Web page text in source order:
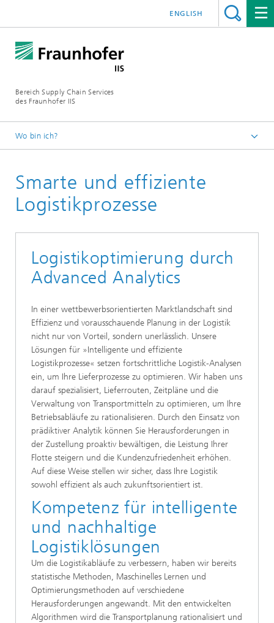
Bereich Supply Chain Services
des Fraunhofer IIS
ENGLISH
Wo bin ich?
Leistungen
Smarte und effiziente
Logistikprozesse
Logistikoptimierung durch
Advanced Analytics
In einer wettbewerbsorientierten Marktlandschaft sind
Effizienz und vorausschauende Planung in der Logistik
nicht nur von Vorteil, sondern unerlässlich. Unsere
Lösungen für »Intelligente und effiziente
Logistikprozesse« setzen fortschrittliche Logistik-Analysen
ein, um Ihre Lieferprozesse zu optimieren. Wir haben uns
darauf spezialisiert, Lieferrouten, Zeitpläne und die
Verwaltung von Transportmitteln zu optimieren, um Ihre
Betriebsabläufe zu rationalisieren. Durch den Einsatz von
prädiktiver Analytik können Sie Herausforderungen in
der Zustellung proaktiv bewältigen, die Leistung Ihrer
Flotte steigern und die Kundenzufriedenheit erhöhen.
Auf diese Weise stellen wir sicher, dass Ihre Logistik
sowohl effizient als auch zukunftsorientiert ist.
Kompetenz für intelligente
und nachhaltige
Logistiklösungen
Um die Logistikabläufe zu verbessern, haben wir bereits
statistische Methoden, Maschinelles Lernen und
Optimierungsmethoden auf verschiedene
Herausforderungen angewandt. Mit den entwickelten
Algorithmen wird die Transportplanung rationalisiert und